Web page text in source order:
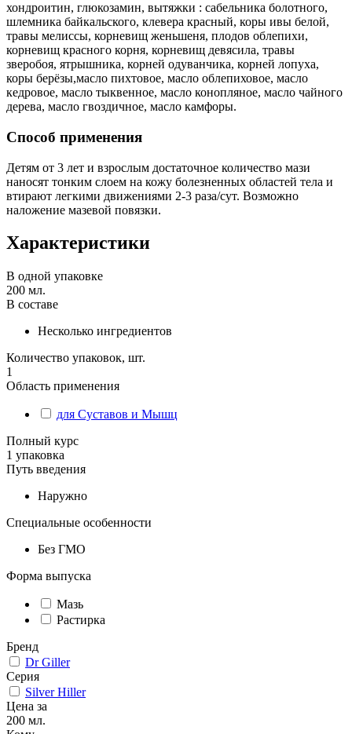
хондроитин, глюкозамин, вытяжки : сабельника болотного,
шлемника байкальского, клевера красный, коры ивы белой,
травы мелиссы, корневищ женьшеня, плодов облепихи,
корневищ красного корня, корневищ девясила, травы
зверобоя, ятрышника, корней одуванчика, корней лопуха,
коры берёзы,масло пихтовое, масло облепиховое, масло
кедровое, масло тыквенное, масло конопляное, масло чайного
дерева, масло гвоздичное, масло камфоры.
Способ применения
Детям от 3 лет и взрослым достаточное количество мази
наносят тонким слоем на кожу болезненных областей тела и
втирают легкими движениями 2-3 раза/сут. Возможно
наложение мазевой повязки.
Характеристики
В одной упаковке
200 мл.
В составе
Несколько ингредиентов
Количество упаковок, шт.
1
Область применения
для Суставов и Мышц
Полный курс
1 упаковка
Путь введения
Наружно
Специальные особенности
Без ГМО
Форма выпуска
Мазь
Растирка
Бренд
Dr Giller
Серия
Silver Hiller
Цена за
200 мл.